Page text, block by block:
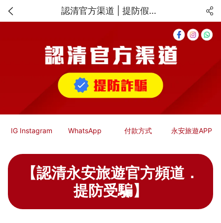
認清官方渠道 | 提防假冒永安旅遊的網上騙案 | 永安旅遊 | Wing On Travel
IG Instagram WhatsApp 付款方式 永安旅遊APP
【認清永安旅遊官方頻道．
提防受騙】